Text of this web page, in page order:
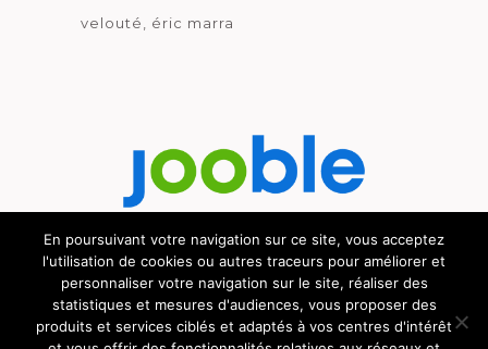
velouté
éric marra
Découvrez le métier de la cuisine.
En poursuivant votre navigation sur ce site, vous acceptez
l'utilisation de cookies ou autres traceurs pour améliorer et
personnaliser votre navigation sur le site, réaliser des
statistiques et mesures d'audiences, vous proposer des
produits et services ciblés et adaptés à vos centres d'intérêt